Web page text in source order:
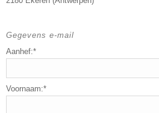
Gegevens e-mail
Aanhef:*
Voornaam:*